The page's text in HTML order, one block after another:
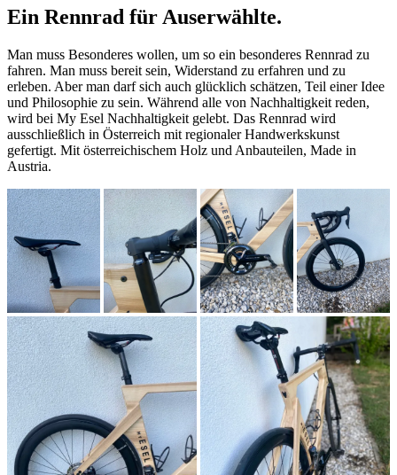
Ein Rennrad für Auserwählte.
Man muss Besonderes wollen, um so ein besonderes Rennrad zu
fahren. Man muss bereit sein, Widerstand zu erfahren und zu
erleben. Aber man darf sich auch glücklich schätzen, Teil einer Idee
und Philosophie zu sein. Während alle von Nachhaltigkeit reden,
wird bei My Esel Nachhaltigkeit gelebt. Das Rennrad wird
ausschließlich in Österreich mit regionaler Handwerkskunst
gefertigt. Mit österreichischem Holz und Anbauteilen, Made in
Austria.